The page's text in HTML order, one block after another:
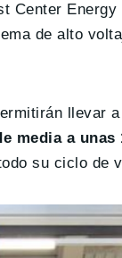
Center
de alto
llevar
media a
su ciclo de